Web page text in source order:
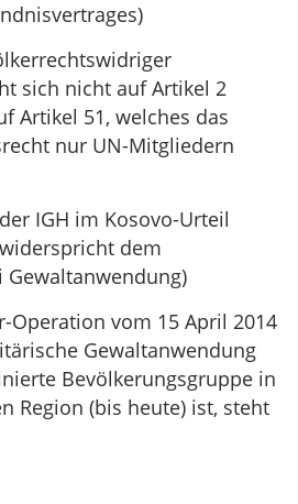
sich nicht auf Artikel 2
Artikel 51, welches das
nur UN-Mitgliedern
IGH im Kosovo-Urteil
dem
Gewaltanwendung)
Operation vom 15 April 2014
Gewaltanwendung
Bevölkerungsgruppe in
Region (bis heute) ist, steht